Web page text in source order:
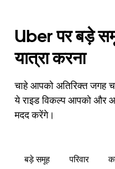
Uber पर बड़े
यात्रा करना
चाहे आपको अतिरिक्त जगह
ये राइड विकल्प आपको
मदद करेंगे।
बड़े समूह परिवार